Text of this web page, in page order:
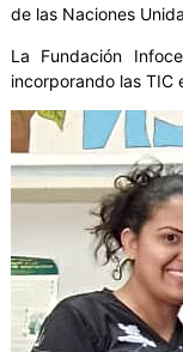
de las Naciones
La Fundación
incorporando las TIC